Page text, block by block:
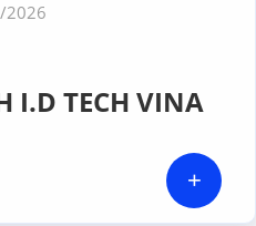
2026
I.D TECH VINA
+